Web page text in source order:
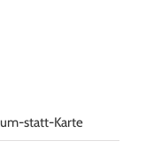
statt-Karte